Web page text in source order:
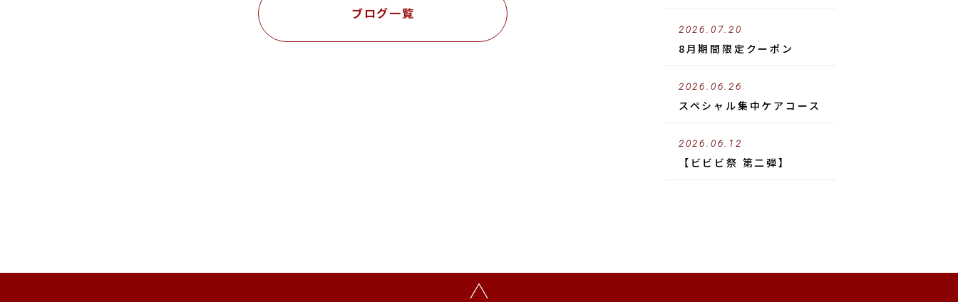
ブログ一覧
2026.07.20
8月期間限定クーポン
2026.06.26
スペシャル集中ケアコース
2026.06.12
【ビビビ祭 第二弾】